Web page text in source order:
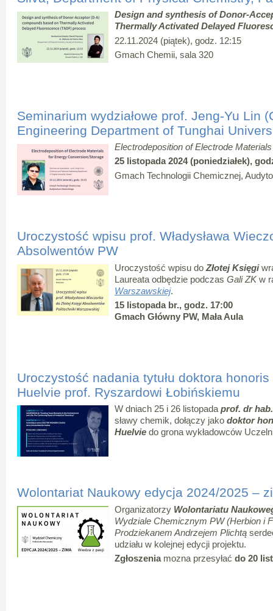
Design and synthesis of Donor-
Thermally Activated Delayed
22.11.2024 (piątek), godz. 12:15
Gmach Chemii, sala 320
Seminarium wydziałowe prof. Jeng-Yu Lin
Engineering Department of Tunghai
Electrodeposition of Electrode
25 listopada 2024 (poniedziałek),
Gmach Technologii Chemicznej,
Uroczystość wpisu prof. Władysława
Absolwentów PW
Uroczystość wpisu do Złotej Księgi
Laureata odbędzie podczas Gali ZKw
Warszawskiej.
15 listopada br., godz. 17:00
Gmach Główny PW, Mała Aula
Uroczystość nadania tytułu doktora
Huelvie prof. Ryszardowi Łobińskiemu
W dniach 25 i 26 listopada prof. dr
sławy chemik, dołączy jako doktor
Huelvie do grona wykładowców
Wolontariat Naukowy edycja 2024/2025 –
Organizatorzy Wolontariatu
Wydziale Chemicznym PW (Herbion i
Prodziekanem Andrzejem Plichtą
udziału w kolejnej edycji projektu.
Zgłoszeniamozna przesyłać do 20